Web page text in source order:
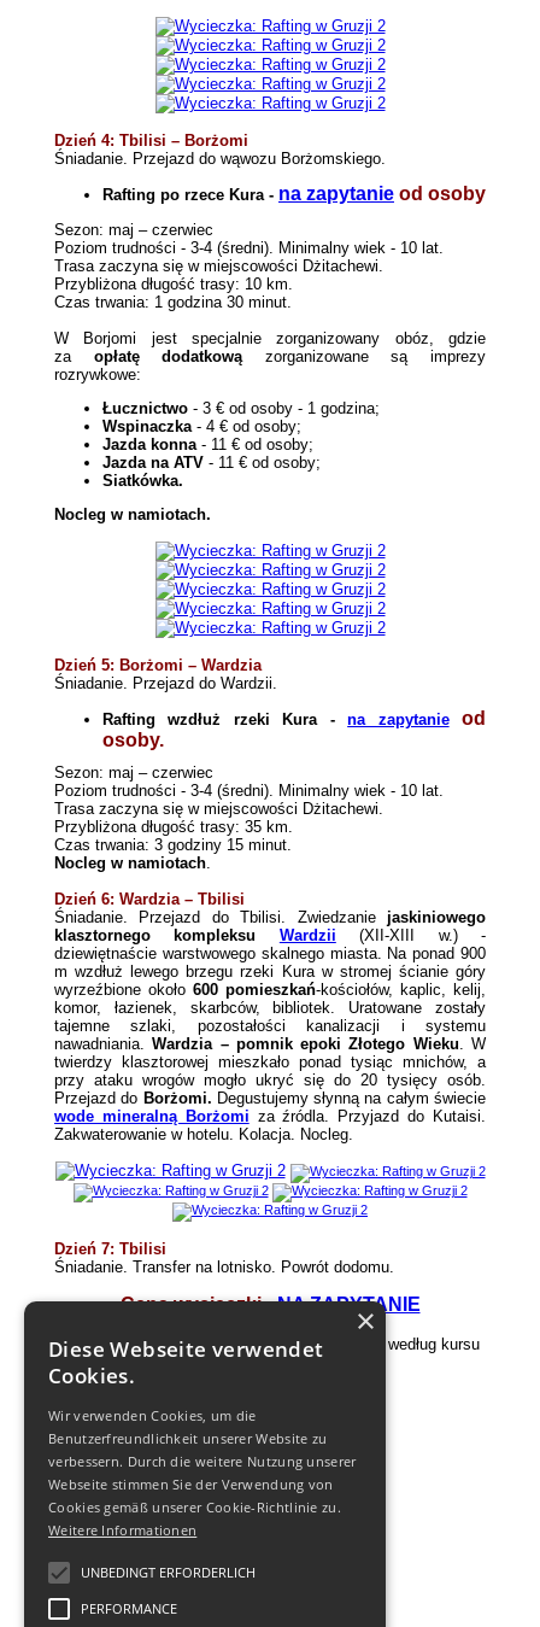
Dzień 4: Tbilisi – Borżomi
Śniadanie. Przejazd do wąwozu Borżomskiego.
Rafting po rzece Kura - na zapytanie od osoby
Sezon: maj – czerwiec
Poziom trudności - 3-4 (średni). Minimalny wiek - 10 lat.
Trasa zaczyna się w miejscowości Dżitachewi.
Przybliżona długość trasy: 10 km.
Czas trwania: 1 godzina 30 minut.
W Borjomi jest specjalnie zorganizowany obóz, gdzie
za opłatę dodatkowązorganizowane są imprezy
rozrywkowe:
Łucznictwo - 3 € od osoby - 1 godzina;
Wspinaczka- 4 € od osoby;
Jazda konna- 11 € od osoby;
Jazda na ATV - 11 € od osoby;
Siatkówka.
Nocleg w namiotach.
Dzień 5: Borżomi – Wardzia
Śniadanie. Przejazd do Wardzii.
Rafting wzdłuż rzeki Kura -na zapytanieod
osoby.
Sezon: maj – czerwiec
Poziom trudności - 3-4 (średni). Minimalny wiek - 10 lat.
Trasa zaczyna się w miejscowości Dżitachewi.
Przybliżona długość trasy: 35 km.
Czas trwania: 3 godziny 15 minut.
Nocleg w namiotach.
Dzień 6: Wardzia – Tbilisi
Śniadanie.
Przejazd do Tbilisi. Zwiedzanie jaskiniowego
klasztornego kompleksu Wardzii (XII-XIII w.) -
dziewiętnaście warstwowego skalnego miasta. Na ponad 900
m wzdłuż lewego brzegu rzeki Kura w stromej ścianie góry
wyrzeźbione około 600 pomieszkań-kościołów, kaplic, kelij,
komor, łazienek, skarbców, bibliotek. Uratowane zostały
tajemne szlaki, pozostałości kanalizacji i systemu
nawadniania.Wardzia– pomnik epoki Złotego Wieku. W
twierdzy klasztorowej mieszkało ponad tysiąc mnichów, a
przy ataku wrogów mogło ukryć się do 20 tysięcy osób.
Przejazd do Borżomi. Degustujemy słynną na całym świecie
wode mineralną Borżomi za źródla. Przyjazd do Kutaisi.
Zakwaterowanie w hotelu. Kolacja. Nocleg.
Dzień 7: Tbilisi
Śniadanie. Transfer na lotnisko. Powrót dodomu.
Cena wycieczki -NA ZAPYTANIE
*Płatność dokonywana jest w dolarach lub euro według kursu
z dnia płatności
Cena zawiera:
Transport - bus-jeep;
Wyposażenie;
Liny;
Namioty.
×
Diese Webseite verwendet
Cookies.
Wir verwenden Cookies, um die
Benutzerfreundlichkeit unserer Website zu
verbessern. Durch die weitere Nutzung unserer
Webseite stimmen Sie der Verwendung von
Cookies gemäß unserer Cookie-Richtlinie zu.
Weitere Informationen
UNBEDINGT ERFORDERLICH
PERFORMANCE